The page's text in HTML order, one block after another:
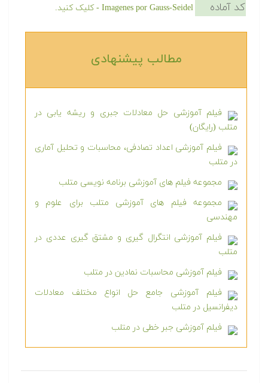
کد آماده
Imagenes por Gauss-Seidel - کلیک کنید.
مطالب پیشنهادی‎
فیلم آموزشی حل معادلات جبری و ریشه یابی در
متلب (رایگان)
فیلم آموزشی اعداد تصادفی، محاسبات و تحلیل آماری
در متلب
مجموعه فیلم های آموزشی برنامه نویسی متلب
مجموعه فیلم های آموزشی متلب برای علوم و
مهندسی
فیلم آموزشی انتگرال گیری و مشتق گیری عددی در
متلب
فیلم آموزشی محاسبات نمادین در متلب
فیلم آموزشی جامع حل انواع مختلف معادلات
دیفرانسیل در متلب
فیلم آموزشی جبر خطی در متلب